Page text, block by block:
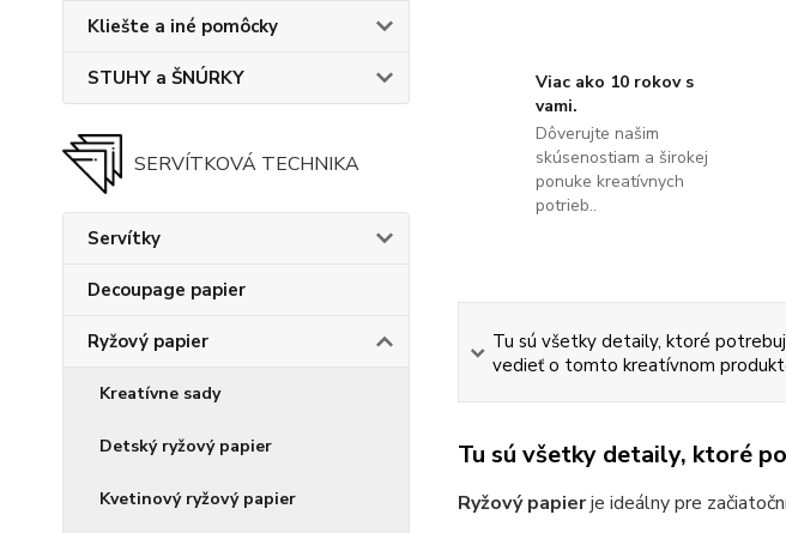
Kliešte a iné pomôcky
STUHY a ŠNÚRKY
SERVÍTKOVÁ TECHNIKA
Servítky
Decoupage papier
Ryžový papier
Kreatívne sady
Detský ryžový papier
Kvetinový ryžový papier
Viac ako 10 rokov s
vami.
Dôverujte našim
skúsenostiam a širokej
ponuke kreatívnych
potrieb..
Tu sú všetky detaily, ktoré
vedieť o tomto kreatívnom
Tu sú všetky detaily, ktoré
Ryžový papierje ideálny pre